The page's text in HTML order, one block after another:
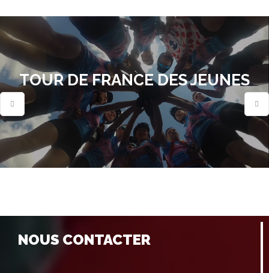
TOUR DE FRANCE DES JEUNES
NOUS CONTACTER